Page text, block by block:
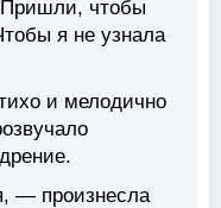
чтобы
я не узнала
и мелодично
— произнесла